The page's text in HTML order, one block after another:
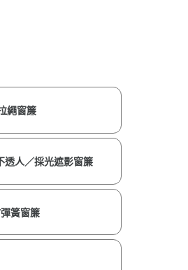
繩窗簾
透人／採光遮影窗簾
簧窗簾